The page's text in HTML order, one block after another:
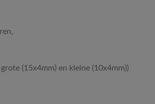
(15x4mm) en kleine (10x4mm))